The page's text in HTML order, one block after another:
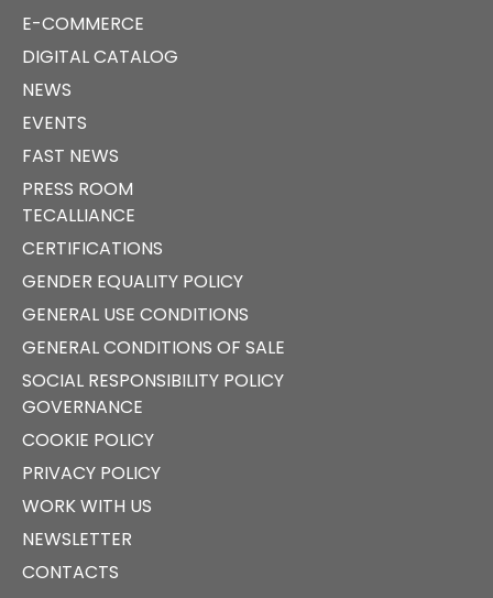
E-COMMERCE
DIGITAL CATALOG
NEWS
EVENTS
FAST NEWS
PRESS ROOM
TECALLIANCE
CERTIFICATIONS
GENDER EQUALITY POLICY
GENERAL USE CONDITIONS
GENERAL CONDITIONS OF SALE
SOCIAL RESPONSIBILITY POLICY
GOVERNANCE
COOKIE POLICY
PRIVACY POLICY
WORK WITH US
NEWSLETTER
CONTACTS